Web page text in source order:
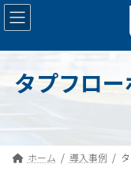
コ
ン
ン
へ
ナ
ビ
ー
ョ
タプフロ
ホーム 導入事例